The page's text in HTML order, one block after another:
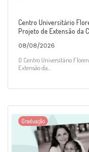
Centro Universitário
Projeto de Extensão da
08/08/2026
O Centro Universitário
Extensão da...
Graduação